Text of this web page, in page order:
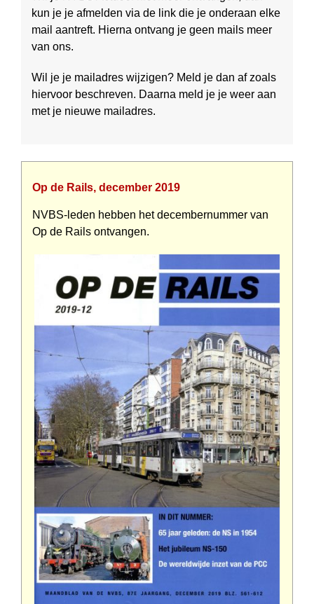
kun je je afmelden via de link die je onderaan elke
mail aantreft. Hierna ontvang je geen mails meer
van ons.
Wil je je mailadres wijzigen? Meld je dan af zoals
hiervoor beschreven. Daarna meld je je weer aan
met je nieuwe mailadres.
Op de Rails, december 2019
NVBS-leden hebben het december­nummer van
Op de Rails ontvangen.